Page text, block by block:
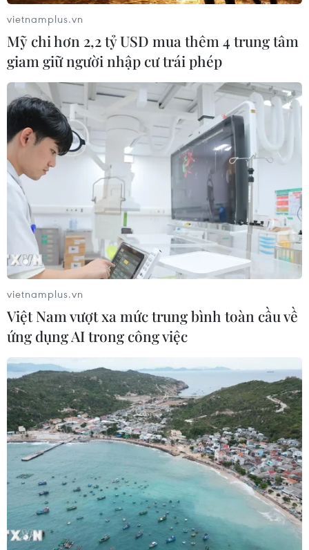
Nga-Ukraine
07/08/2026 04:29
Chính sách nhà ở của nước Anh -
Góc tham chiếu cho Việt Nam
07/08/2026 04:08
Bỉ tìm ra hướng đi mới trong điều trị
ung thư gan di căn
07/08/2026 04:05
Nga thoái vốn nhà nước khỏi Sân bay
Quốc tế Sheremetyevo
Nga thông báo tấn công căn
cứ ngầm của Ukraine
06/08/2026 16:21
Tây Ban Nha: 100 người thiệt mạng
trong vụ vượt biển ồ ạt vào Ceuta
06/08/2026 16:03
vietnamplus.vn
Mỹ chi hơn 2,2 tỷ USD mua thêm 4 trung tâm
giam giữ người nhập cư trái phép
vietnamplus.vn
Việt Nam vượt xa mức trung bình toàn cầu về
ứng dụng AI trong công việc